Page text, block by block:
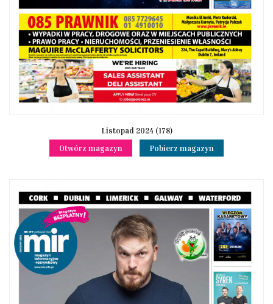
Listopad 2024 (178)
Otwórz magazyn
Pobierz magazyn